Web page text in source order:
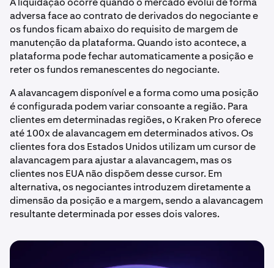
adversa face ao contrato de derivados do negociante e
os fundos ficam abaixo do requisito de margem de
manutenção da plataforma. Quando isto acontece, a
plataforma pode fechar automaticamente a posição e
reter os fundos remanescentes do negociante.
A alavancagem disponível e a forma como uma posição
é configurada podem variar consoante a região. Para
clientes em determinadas regiões, o Kraken Pro oferece
até 100x de alavancagem em determinados ativos. Os
clientes fora dos Estados Unidos utilizam um cursor de
alavancagem para ajustar a alavancagem, mas os
clientes nos EUA não dispõem desse cursor. Em
alternativa, os negociantes introduzem diretamente a
dimensão da posição e a margem, sendo a alavancagem
resultante determinada por esses dois valores.